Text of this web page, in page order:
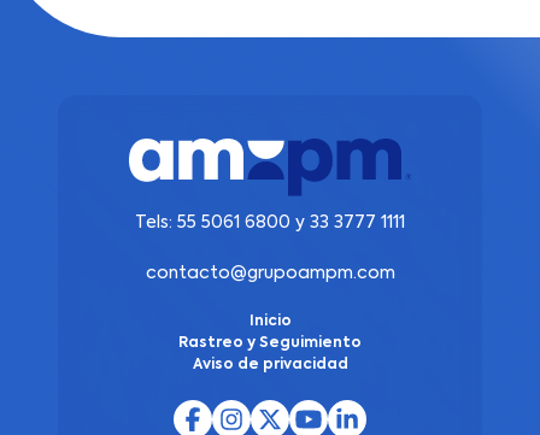
Tels: 55 5061 6800 y 33 3777 1111
contacto@grupoampm.com
Inicio
Rastreo y Seguimiento
Aviso de privacidad